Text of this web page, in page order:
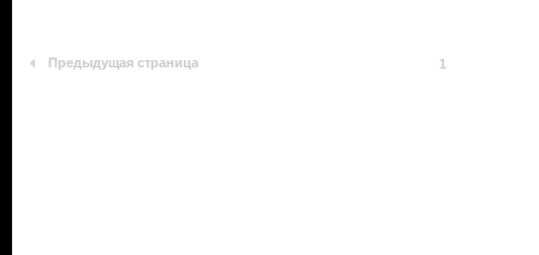
Предыдущая страница 1